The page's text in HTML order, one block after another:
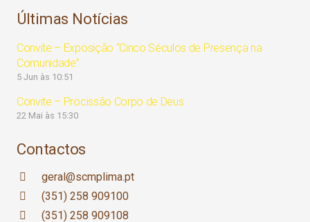
Últimas Notícias
Convite – Exposição “Cinco Séculos de Presença na
Comunidade”
5 Jun às 10:51
Convite – Procissão Corpo de Deus
22 Mai às 15:30
Contactos
geral@scmplima.pt
(351) 258 909100
(351) 258 909108